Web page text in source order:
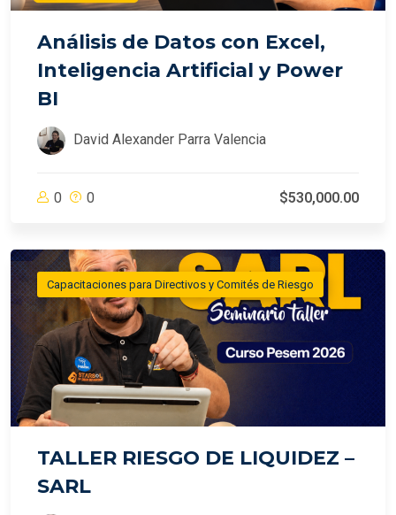
Análisis de Datos con Excel,
Inteligencia Artificial y Power
BI
David Alexander Parra Valencia
0 0 $530,000.00
Capacitaciones para Directivos y Comités de Riesgo
TALLER RIESGO DE LIQUIDEZ –
SARL